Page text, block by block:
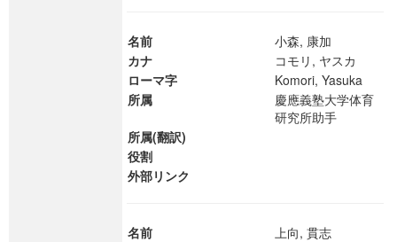
名前
小森, 康加
カナ
コモリ, ヤスカ
ローマ字
Komori, Yasuka
所属
慶應義塾大学体育
研究所助手
所属(翻訳)
役割
外部リンク
名前
上向, 貫志